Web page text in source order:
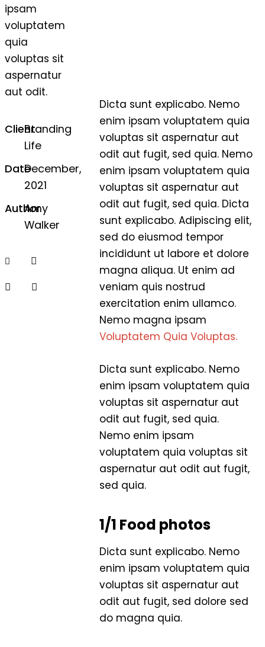
ipsam
voluptatem
quia
voluptas sit
aspernatur
aut odit.
ClientBranding
Life
DateDecember,
2021
Author
Amy
Walker
Dicta sunt explicabo. Nemo
enim ipsam voluptatem quia
voluptas sit aspernatur aut
odit aut fugit, sed quia. Nemo
enim ipsam voluptatem quia
voluptas sit aspernatur aut
odit aut fugit, sed quia. Dicta
sunt explicabo. Adipiscing elit,
sed do eiusmod tempor
incididunt ut labore et dolore
magna aliqua. Ut enim ad
veniam quis nostrud
exercitation enim ullamco.
Nemo magna ipsam
Voluptatem Quia Voluptas.
Dicta sunt explicabo. Nemo
enim ipsam voluptatem quia
voluptas sit aspernatur aut
odit aut fugit, sed quia.
Nemo enim ipsam
voluptatem quia voluptas sit
aspernatur aut odit aut fugit,
sed quia.
1/1 Food photos
Dicta sunt explicabo. Nemo
enim ipsam voluptatem quia
voluptas sit aspernatur aut
odit aut fugit, sed dolore sed
do magna quia.